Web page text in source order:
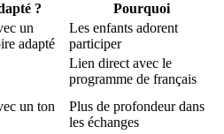
?
Pourquoi
un
adapté
Les enfants adorent
participer
Lien direct avec le
programme de français
un ton
Plus de profondeur dans
les échanges